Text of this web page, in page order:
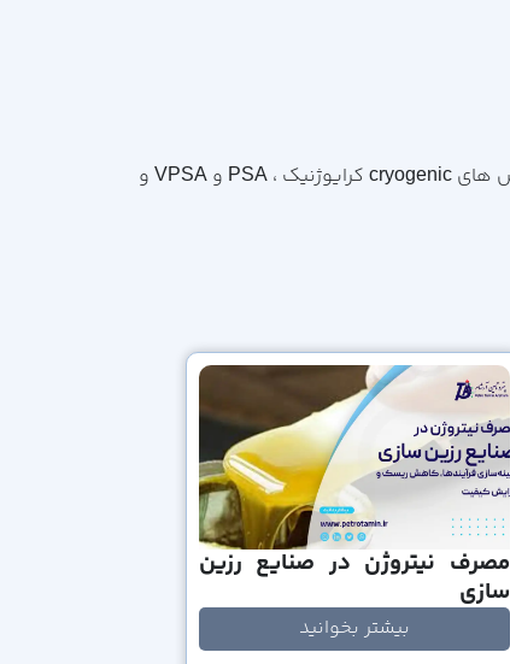
یکی از پیشروان حرفه ایی در زمینه تامین، نصب، راه اندازی و بهره برداری از واحد های تفکیک هوا air separation unit به روش های cryogenic کرایوژنیک ، PSA و VPSA و
مصرف نیتروژن در صنایع رزین‌
سازی
بیشتر بخوانید